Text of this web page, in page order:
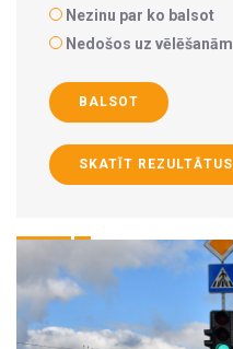
Nezinu par ko balsot
Nedošos uz vēlēšanām
BALSOT
SKATĪT REZULTĀTUS